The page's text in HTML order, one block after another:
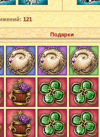
121
Подарки